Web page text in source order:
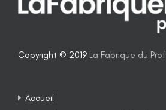
Copyright © 2019 La Fabrique du Prof
Accueil